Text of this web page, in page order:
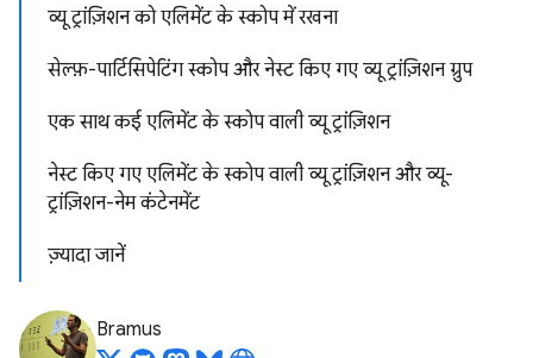
व्यू ट्रांज़िशन को एलिमेंट के स्कोप में रखना
सेल्फ़-पार्टिसिपेटिंग स्कोप और नेस्ट किए गए व्यू ट्रांज़िशन ग्रुप
एक साथ कई एलिमेंट के स्कोप वाली व्यू ट्रांज़िशन
नेस्ट किए गए एलिमेंट के स्कोप वाली व्यू ट्रांज़िशन और व्यू-
ट्रांज़िशन-नेम कंटेनमेंट
ज़्यादा जानें
Bramus